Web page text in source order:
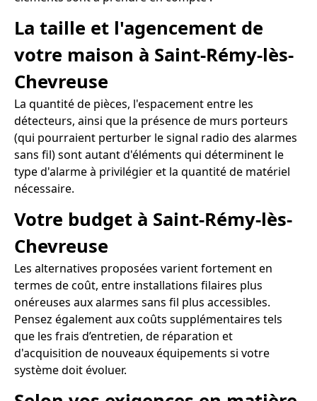
La taille et l'agencement de
votre maison à Saint-Rémy-lès-
Chevreuse
La quantité de pièces, l'espacement entre les
détecteurs, ainsi que la présence de murs porteurs
(qui pourraient perturber le signal radio des alarmes
sans fil) sont autant d'éléments qui déterminent le
type d'alarme à privilégier et la quantité de matériel
nécessaire.
Votre budget à Saint-Rémy-lès-
Chevreuse
Les alternatives proposées varient fortement en
termes de coût, entre installations filaires plus
onéreuses aux alarmes sans fil plus accessibles.
Pensez également aux coûts supplémentaires tels
que les frais d’entretien, de réparation et
d'acquisition de nouveaux équipements si votre
système doit évoluer.